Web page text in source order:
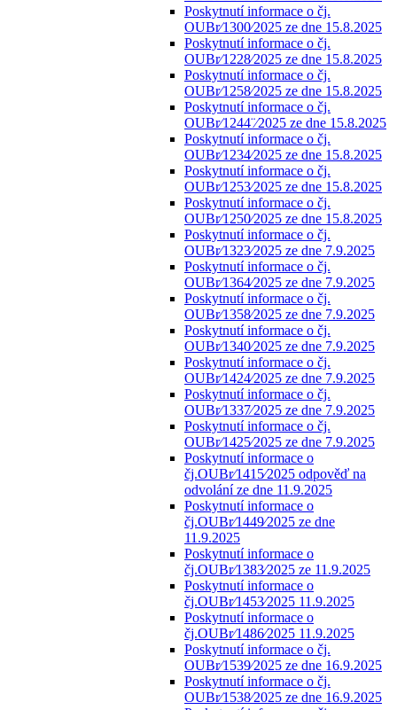
Poskytnutí informace o čj.
OUBr⁄1300⁄2025 ze dne 15.8.2025
Poskytnutí informace o čj.
OUBr⁄1228⁄2025 ze dne 15.8.2025
Poskytnutí informace o čj.
OUBr⁄1258⁄2025 ze dne 15.8.2025
Poskytnutí informace o čj.
OUBr⁄1244¨⁄2025 ze dne 15.8.2025
Poskytnutí informace o čj.
OUBr⁄1234⁄2025 ze dne 15.8.2025
Poskytnutí informace o čj.
OUBr⁄1253⁄2025 ze dne 15.8.2025
Poskytnutí informace o čj.
OUBr⁄1250⁄2025 ze dne 15.8.2025
Poskytnutí informace o čj.
OUBr⁄1323⁄2025 ze dne 7.9.2025
Poskytnutí informace o čj.
OUBr⁄1364⁄2025 ze dne 7.9.2025
Poskytnutí informace o čj.
OUBr⁄1358⁄2025 ze dne 7.9.2025
Poskytnutí informace o čj.
OUBr⁄1340⁄2025 ze dne 7.9.2025
Poskytnutí informace o čj.
OUBr⁄1424⁄2025 ze dne 7.9.2025
Poskytnutí informace o čj.
OUBr⁄1337⁄2025 ze dne 7.9.2025
Poskytnutí informace o čj.
OUBr⁄1425⁄2025 ze dne 7.9.2025
Poskytnutí informace o
čj.OUBr⁄1415⁄2025 odpověď na
odvolání ze dne 11.9.2025
Poskytnutí informace o
čj.OUBr⁄1449⁄2025 ze dne
11.9.2025
Poskytnutí informace o
čj.OUBr⁄1383⁄2025 ze 11.9.2025
Poskytnutí informace o
čj.OUBr⁄1453⁄2025 11.9.2025
Poskytnutí informace o
čj.OUBr⁄1486⁄2025 11.9.2025
Poskytnutí informace o čj.
OUBr⁄1539⁄2025 ze dne 16.9.2025
Poskytnutí informace o čj.
OUBr⁄1538⁄2025 ze dne 16.9.2025